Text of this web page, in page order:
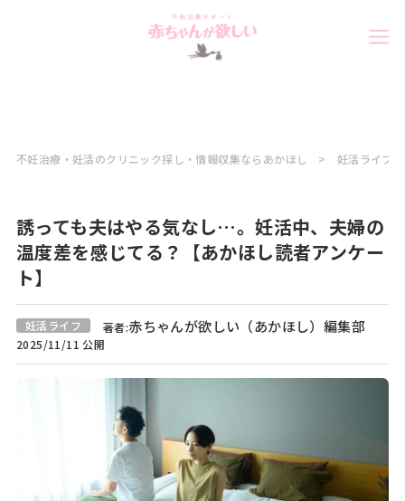
不妊治療・妊活のクリニック探し・情報収集ならあかほし 妊活ライフ
誘っても夫はやる気なし…。妊活中、夫婦の
温度差を感じてる？【あかほし読者アンケー
ト】
妊活ライフ 著者:赤ちゃんが欲しい（あかほし）編集部
2025/11/11 公開